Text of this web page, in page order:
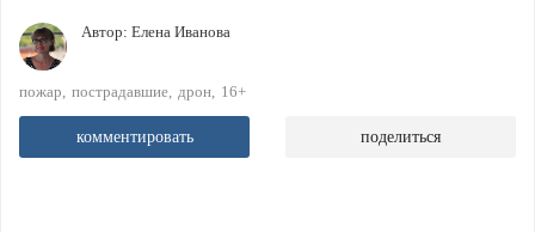
Автор: Елена Иванова
пожар пострадавшие дрон 16+
комментировать поделиться